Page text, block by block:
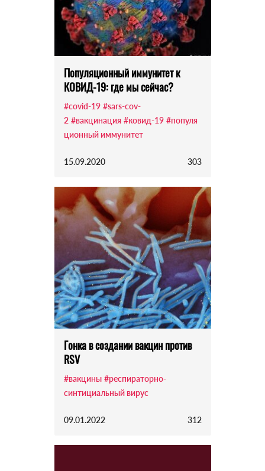
Популяционный иммунитет к
КОВИД-19: где мы сейчас?
#covid-19 #sars-cov-
2 #вакцинация #ковид-19 #популя
ционный иммунитет
15.09.2020 303
Гонка в создании вакцин против
RSV
#вакцины #респираторно-
синтициальный вирус
09.01.2022 312